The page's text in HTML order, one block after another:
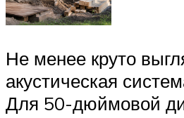
Не менее круто
акустическая
Для 50-дюймовой